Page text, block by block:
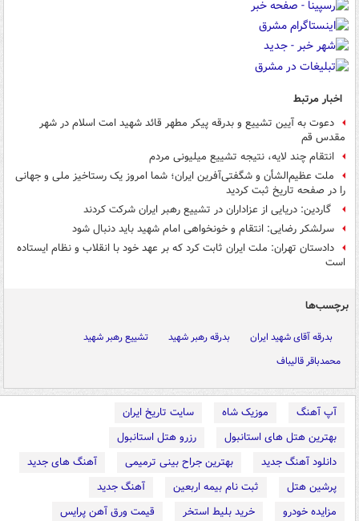
اخبار مرتبط
دعوت به آیین تشییع و بدرقه پیکر مطهر قائد شهید امت اسلام در شهر
مقدس قم
انتقام چند لایه، نتیجه تشییع میلیونی مردم
ملت عظیم‌الشأن و شگفتی‌آفرین ایران؛ شما امروز یک رستاخیز ملی و جهانی
را در صفحه تاریخ ثبت کردید
گاردین: دریایی از عزاداران در تشییع رهبر ایران شرکت کردند
سرلشکر رضایی: انتقام و خونخواهی امام شهید باید دنبال شود
دادستان تهران: ملت ایران ثابت کرد که بر عهد خود با انقلاب و نظام ایستاده
است
برچسب‌ها
بدرقه آقای شهید ایران بدرقه رهبر شهید
تشییع رهبر شهید
محمدباقر قالیباف
آپ آهنگ موزیک شاه
سایت تاریخ ایران
بهترین هتل های استانبول
رزرو هتل استانبول
دانلود آهنگ جدید
بهترین جراح بینی ترمیمی
آهنگ های جدید
پرشین هتل
ثبت نام بیمه اربعین
آهنگ جدید
مزایده خودرو
خرید بلیط استخر
قیمت ورق آهن پرایس